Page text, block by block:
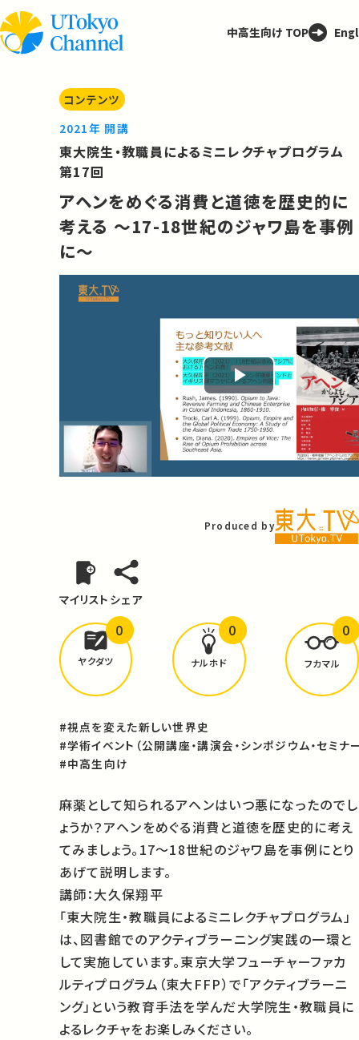
中高生向け TOP
コンテンツ
2021年 開講
東大院生・教職員によるミニレクチャプログラム
第17回
アヘンをめぐる消費と道徳を歴史的に
考える 〜17-18世紀のジャワ島を事例
に〜
Play
Video
Produced by
マイリスト シェア
どんな学びがありましたか？
ヤクダツ
0
ナルホド
0
フカマル
0
#視点を変えた新しい世界史
#学術イベント（公開講座・講演会・シンポジウム・セミナ
#中高生向け
麻薬として知られるアヘンはいつ悪になったのでし
ょうか？アヘンをめぐる消費と道徳を歴史的に考え
てみましょう。17〜18世紀のジャワ島を事例にとり
あげて説明します。
講師：大久保翔平
「東大院生・教職員によるミニレクチャプログラム」
は、図書館でのアクティブラーニング実践の一環と
して実施しています。東京大学フューチャーファカ
ルティプログラム（東大FFP）で「アクティブラーニ
ング」という教育手法を学んだ大学院生・教職員に
よるレクチャをお楽しみください。